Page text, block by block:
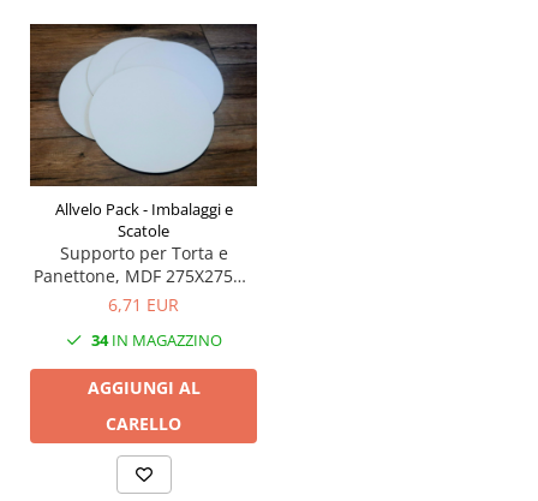
Allvelo Pack - Imbalaggi e
Scatole
Supporto per Torta e
Panettone, MDF 275X275M-
Set 3 pezzi
6,71 EUR
34IN MAGAZZINO
AGGIUNGI AL
CARELLO